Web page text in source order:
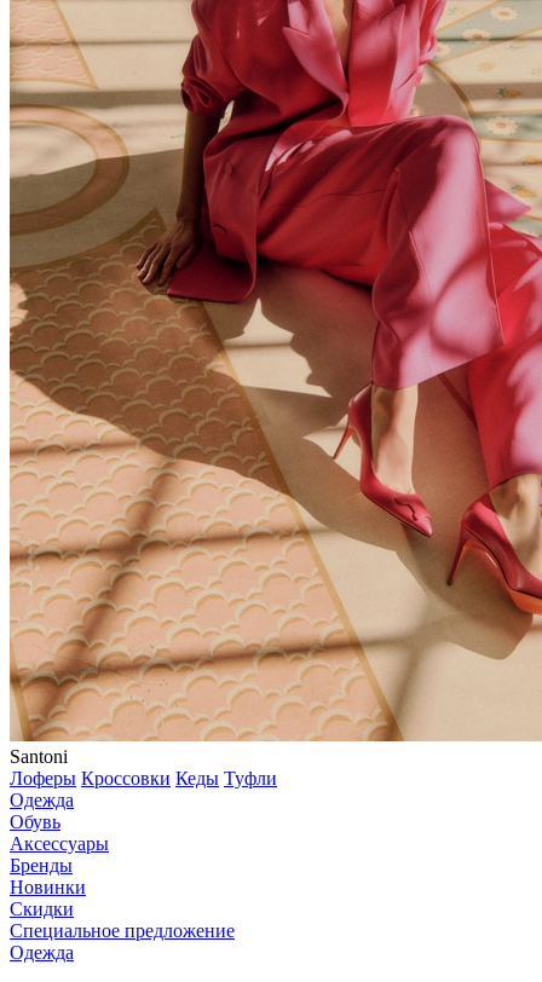
Santoni
Лоферы Кроссовки Кеды Туфли
Одежда
Обувь
Аксессуары
Бренды
Новинки
Скидки
Специальное предложение
Одежда